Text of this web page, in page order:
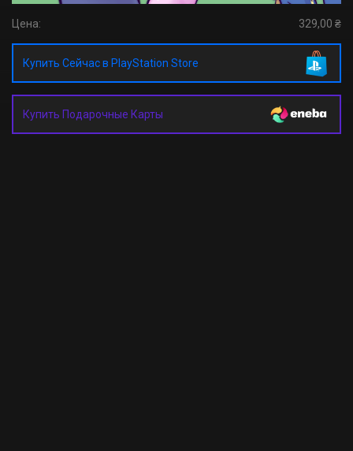
Цена: 329,00 ₴
Купить Сейчас в PlayStation Store
Купить Подарочные Карты